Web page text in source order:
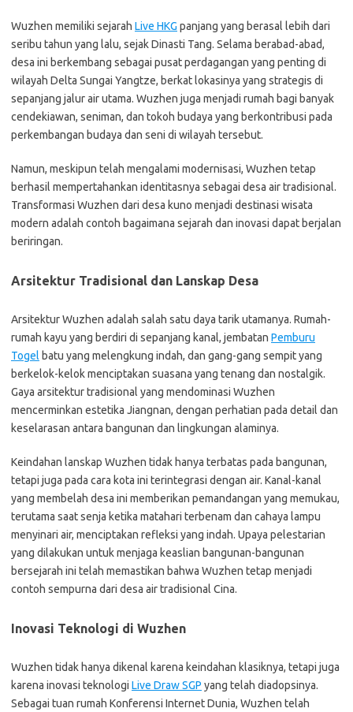
Wuzhen memiliki sejarah Live HKG panjang yang berasal lebih dari
seribu tahun yang lalu, sejak Dinasti Tang. Selama berabad-abad,
desa ini berkembang sebagai pusat perdagangan yang penting di
wilayah Delta Sungai Yangtze, berkat lokasinya yang strategis di
sepanjang jalur air utama. Wuzhen juga menjadi rumah bagi banyak
cendekiawan, seniman, dan tokoh budaya yang berkontribusi pada
perkembangan budaya dan seni di wilayah tersebut.
Namun, meskipun telah mengalami modernisasi, Wuzhen tetap
berhasil mempertahankan identitasnya sebagai desa air tradisional.
Transformasi Wuzhen dari desa kuno menjadi destinasi wisata
modern adalah contoh bagaimana sejarah dan inovasi dapat berjalan
beriringan.
Arsitektur Tradisional dan Lanskap Desa
Arsitektur Wuzhen adalah salah satu daya tarik utamanya. Rumah-
rumah kayu yang berdiri di sepanjang kanal, jembatan Pemburu
Togel batu yang melengkung indah, dan gang-gang sempit yang
berkelok-kelok menciptakan suasana yang tenang dan nostalgik.
Gaya arsitektur tradisional yang mendominasi Wuzhen
mencerminkan estetika Jiangnan, dengan perhatian pada detail dan
keselarasan antara bangunan dan lingkungan alaminya.
Keindahan lanskap Wuzhen tidak hanya terbatas pada bangunan,
tetapi juga pada cara kota ini terintegrasi dengan air. Kanal-kanal
yang membelah desa ini memberikan pemandangan yang memukau,
terutama saat senja ketika matahari terbenam dan cahaya lampu
menyinari air, menciptakan refleksi yang indah. Upaya pelestarian
yang dilakukan untuk menjaga keaslian bangunan-bangunan
bersejarah ini telah memastikan bahwa Wuzhen tetap menjadi
contoh sempurna dari desa air tradisional Cina.
Inovasi Teknologi di Wuzhen
Wuzhen tidak hanya dikenal karena keindahan klasiknya, tetapi juga
karena inovasi teknologi Live Draw SGP yang telah diadopsinya.
Sebagai tuan rumah Konferensi Internet Dunia, Wuzhen telah